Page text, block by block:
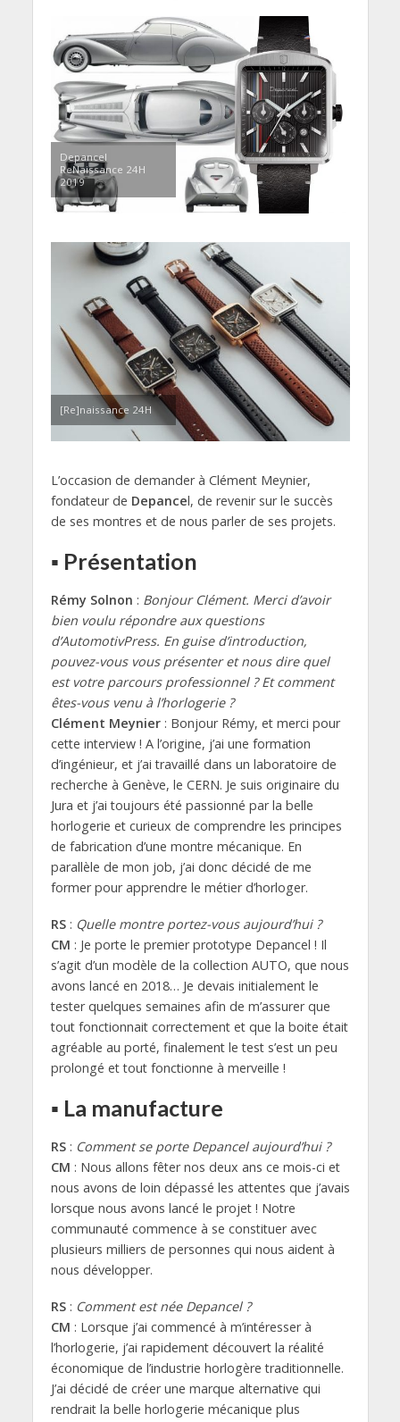
Depancel
ReNaissance 24H
2019
[Re]naissance 24H
L’occasion de demander à Clément Meynier,
fondateur de Depancel, de revenir sur le succès
de ses montres et de nous parler de ses projets.
▪ Présentation
Rémy Solnon : Bonjour Clément. Merci d’avoir
bien voulu répondre aux questions
d’AutomotivPress. En guise d’introduction,
pouvez-vous vous présenter et nous dire quel
est votre parcours professionnel ? Et comment
êtes-vous venu à l’horlogerie ?
Clément Meynier: Bonjour Rémy, et merci pour
cette interview ! A l’origine, j’ai une formation
d’ingénieur, et j’ai travaillé dans un laboratoire de
recherche à Genève, le CERN. Je suis originaire du
Jura et j’ai toujours été passionné par la belle
horlogerie et curieux de comprendre les principes
de fabrication d’une montre mécanique. En
parallèle de mon job, j’ai donc décidé de me
former pour apprendre le métier d’horloger.
RS: Quelle montre portez-vous aujourd’hui ?
CM : Je porte le premier prototype Depancel ! Il
s’agit d’un modèle de la collection AUTO, que nous
avons lancé en 2018… Je devais initialement le
tester quelques semaines afin de m’assurer que
tout fonctionnait correctement et que la boite était
agréable au porté, finalement le test s’est un peu
prolongé et tout fonctionne à merveille !
▪ La manufacture
RS: Comment se porte Depancel aujourd’hui ?
CM : Nous allons fêter nos deux ans ce mois-ci et
nous avons de loin dépassé les attentes que j’avais
lorsque nous avons lancé le projet ! Notre
communauté commence à se constituer avec
plusieurs milliers de personnes qui nous aident à
nous développer.
RS: Comment est née Depancel ?
CM : Lorsque j’ai commencé à m’intéresser à
l’horlogerie, j’ai rapidement découvert la réalité
économique de l’industrie horlogère traditionnelle.
J’ai décidé de créer une marque alternative qui
rendrait la belle horlogerie mécanique plus